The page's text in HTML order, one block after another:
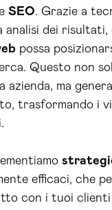
SEO. Grazie a
analisi dei risultati,
possa
Questo non
azienda, ma
trasformando i
efficaci, che
con i tuoi clienti